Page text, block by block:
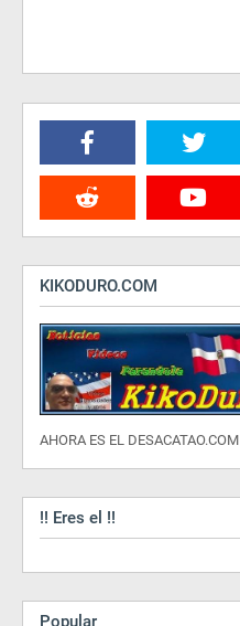
KIKODURO.COM
AHORA ES EL DESACATAO.COM
!! Eres el !!